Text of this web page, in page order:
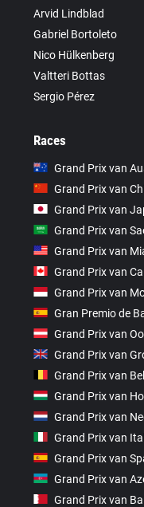
Arvid Lindblad
Gabriel Bortoleto
Nico Hülkenberg
Valtteri Bottas
Sergio Pérez
Races
Grand Prix van
Grand Prix van
Grand Prix van
Grand Prix van
Grand Prix van
Grand Prix van
Grand Prix van
Gran Premio de
Grand Prix van
Grand Prix van
Grand Prix van
Grand Prix van
Grand Prix van
Grand Prix van
Grand Prix van
Grand Prix van
Grand Prix van